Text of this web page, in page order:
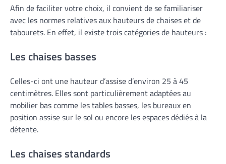
Afin de faciliter votre choix, il convient de se familiariser
avec les normes relatives aux hauteurs de chaises et de
tabourets. En effet, il existe trois catégories de hauteurs :
Les chaises basses
Celles-ci ont une hauteur d’assise d’environ 25 à 45
centimètres. Elles sont particulièrement adaptées au
mobilier bas comme les tables basses, les bureaux en
position assise sur le sol ou encore les espaces dédiés à la
détente.
Les chaises standards